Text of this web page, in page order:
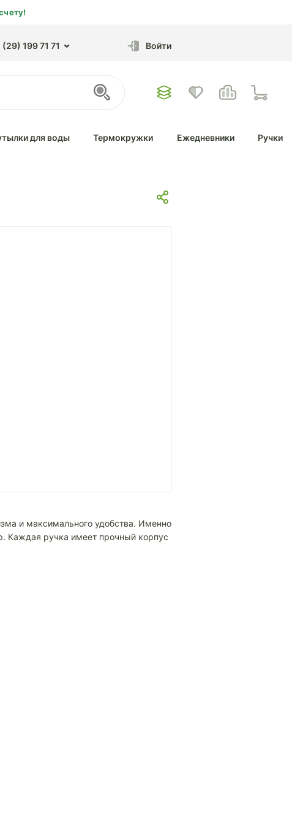
199 71 71 Войти
для воды Термокружки Ежедневники Ручки
и максимального удобства. Именно
Каждая ручка имеет прочный корпус